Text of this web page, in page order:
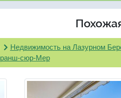
Недвижимость на Лазурном
сюр-Мер